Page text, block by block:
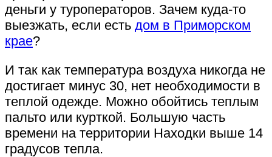
деньги у туроператоров. Зачем куда-то
выезжать, если есть дом в Приморском
крае?
И так как температура воздуха никогда не
достигает минус 30, нет необходимости в
теплой одежде. Можно обойтись теплым
пальто или курткой. Большую часть
времени на территории Находки выше 14
градусов тепла.